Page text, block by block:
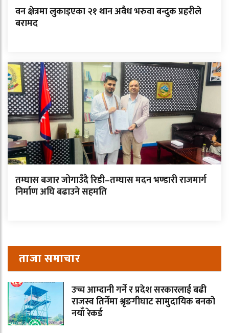
वन क्षेत्रमा लुकाइएका २१ थान अवैध भरुवा बन्दुक प्रहरीले
बरामद
तम्घास बजार जोगाउँदै रिडी–तम्घास मदन भण्डारी राजमार्ग
निर्माण अघि बढाउने सहमति
ताजा समाचार
उच्च आम्दानी गर्ने र प्रदेश सरकारलाई बढी
राजस्व तिर्नेमा श्रृङगीघाट सामुदायिक बनको
नयाँ रेकर्ड